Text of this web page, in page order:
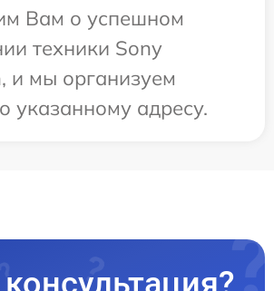
Вам о успешном
техники Sony
и мы организуем
указанному адресу.